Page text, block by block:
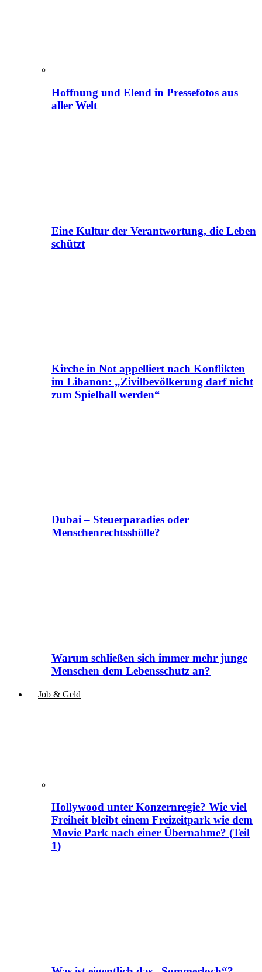
Hoffnung und Elend in Pressefotos aus
aller Welt
Eine Kultur der Verantwortung, die Leben
schützt
Kirche in Not appelliert nach Konflikten
im Libanon: „Zivilbevölkerung darf nicht
zum Spielball werden“
Dubai – Steuerparadies oder
Menschenrechtsshölle?
Warum schließen sich immer mehr junge
Menschen dem Lebensschutz an?
Job & Geld
Hollywood unter Konzernregie? Wie viel
Freiheit bleibt einem Freizeitpark wie dem
Movie Park nach einer Übernahme? (Teil
1)